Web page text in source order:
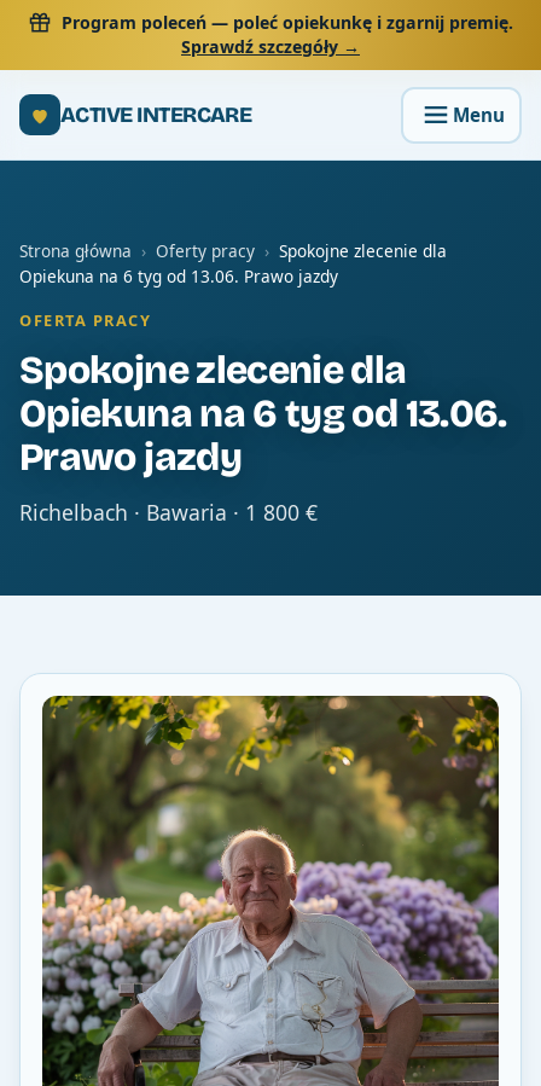
Program poleceń— poleć opiekunkę i zgarnij premię.
Sprawdź szczegóły →
ACTIVE INTERCARE
Strona główna › Oferty pracy › Spokojne zlecenie dla
Opiekuna na 6 tyg od 13.06. Prawo jazdy
OFERTA PRACY
Spokojne zlecenie dla
Opiekuna na 6 tyg od 13.06.
Prawo jazdy
Richelbach · Bawaria · 1 800 €